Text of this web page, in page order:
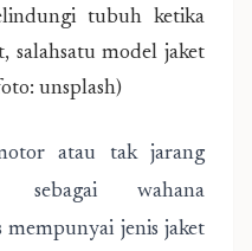
tubuh ketika
salahsatu model jaket
unsplash)
atau tak jarang
sebagai wahana
mempunyai jenis jaket